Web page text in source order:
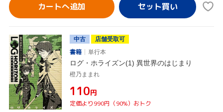
カートへ追加
中古
店舗受取可
書籍
単行本
ログ・ホライズン(1) 異世界のはじまり
橙乃ままれ
¥110円
定価より990円（90%）おトク